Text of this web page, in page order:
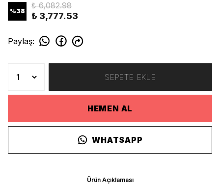
%38
₺ 6,082.98
₺ 3,777.53
Paylaş:
SEPETE EKLE
HEMEN AL
WHATSAPP
Ürün Açıklaması